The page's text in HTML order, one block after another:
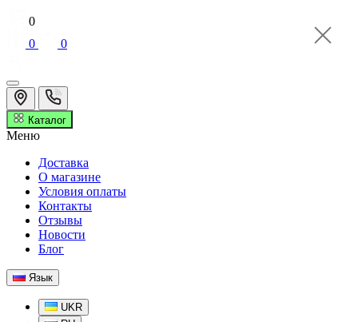
0
0
0
Каталог
Меню
Доставка
О магазине
Условия оплаты
Контакты
Отзывы
Новости
Блог
Язык
UKR